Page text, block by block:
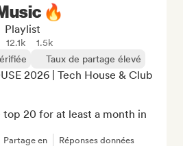
🔥
Playlist
12.1k
1.5k
Taux de partage élevé
2026 | Tech House & Club
20 for at least a month in
Partage en Réponses données